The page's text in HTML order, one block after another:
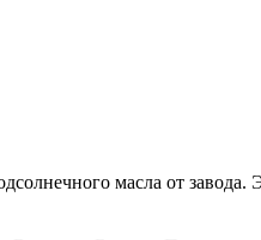
масла от завода.